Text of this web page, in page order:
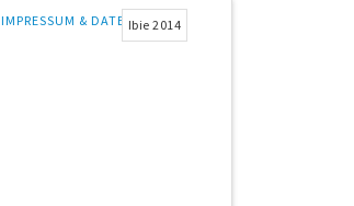
NAVIGATION
IMPRESSUM & DATENSCHUTZ
Ibie 2014